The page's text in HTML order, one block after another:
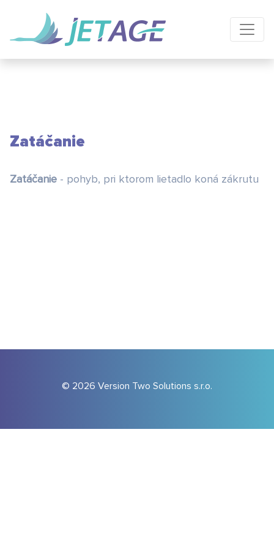
Zatáčanie
Zatáčanie - pohyb, pri ktorom lietadlo koná zákrutu
© 2026 Version Two Solutions s.r.o.